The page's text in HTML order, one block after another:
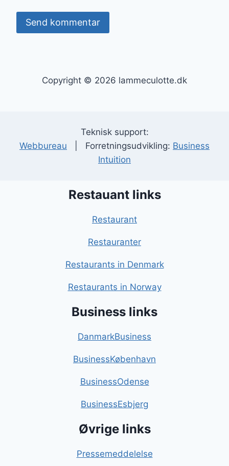
Copyright © 2026 lammeculotte.dk
Teknisk support:
Webbureau | Forretningsudvikling: Business
Intuition
Restauant links
Restaurant
Restauranter
Restaurants in Denmark
Restaurants in Norway
Business links
DanmarkBusiness
BusinessKøbenhavn
BusinessOdense
BusinessEsbjerg
Øvrige links
Pressemeddelelse